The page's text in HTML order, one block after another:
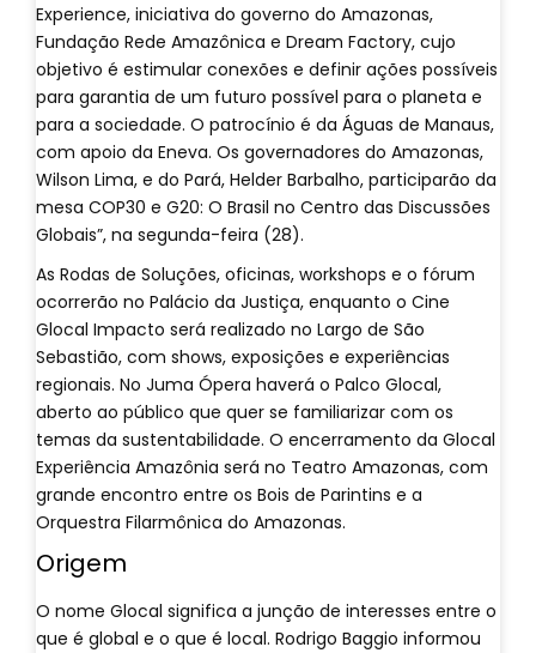
Experience, iniciativa do governo do Amazonas,
Fundação Rede Amazônica e Dream Factory, cujo
objetivo é estimular conexões e definir ações possíveis
para garantia de um futuro possível para o planeta e
para a sociedade. O patrocínio é da Águas de Manaus,
com apoio da Eneva. Os governadores do Amazonas,
Wilson Lima, e do Pará, Helder Barbalho, participarão da
mesa COP30 e G20: O Brasil no Centro das Discussões
Globais”, na segunda-feira (28).
As Rodas de Soluções, oficinas, workshops e o fórum
ocorrerão no Palácio da Justiça, enquanto o Cine
Glocal Impacto será realizado no Largo de São
Sebastião, com shows, exposições e experiências
regionais. No Juma Ópera haverá o Palco Glocal,
aberto ao público que quer se familiarizar com os
temas da sustentabilidade. O encerramento da Glocal
Experiência Amazônia será no Teatro Amazonas, com
grande encontro entre os Bois de Parintins e a
Orquestra Filarmônica do Amazonas.
Origem
O nome Glocal significa a junção de interesses entre o
que é global e o que é local. Rodrigo Baggio informou